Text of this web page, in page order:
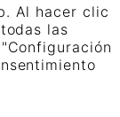
Al hacer clic
las